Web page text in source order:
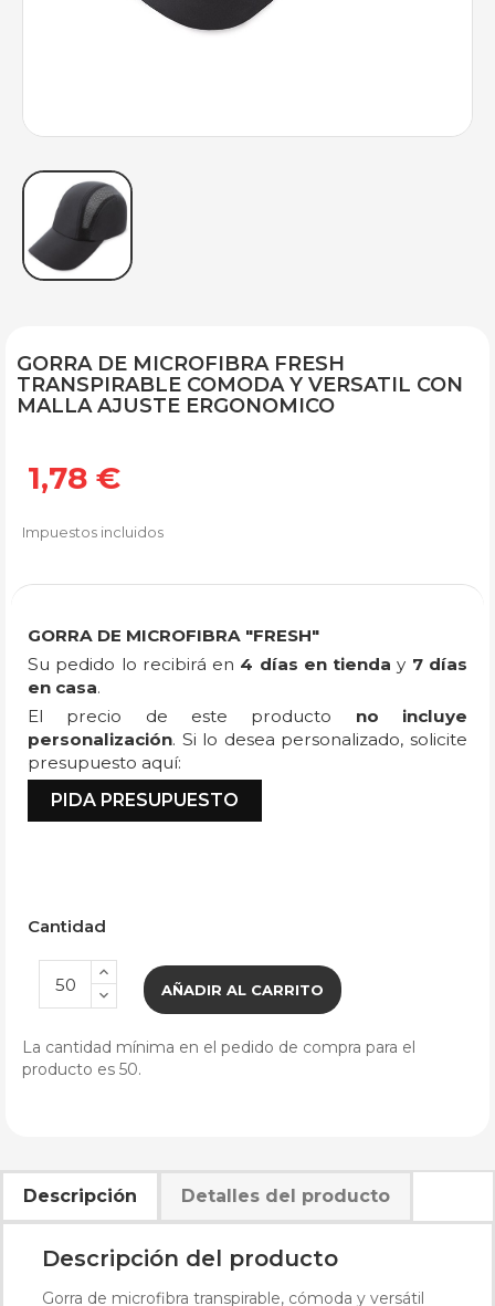
GORRA DE MICROFIBRA FRESH
TRANSPIRABLE COMODA Y VERSATIL CON
MALLA AJUSTE ERGONOMICO
1,78 €
Impuestos incluidos
GORRA DE MICROFIBRA "FRESH"
Su pedido lo recibirá en 4 días en tienda y 7 días
en casa.
El precio de este producto no incluye
personalización. Si lo desea personalizado, solicite
presupuesto aquí:
PIDA PRESUPUESTO
Cantidad
AÑADIR AL CARRITO
La cantidad mínima en el pedido de compra para el
producto es 50.
Descripción Detalles del producto
Descripción del producto
Gorra de microfibra transpirable, cómoda y versátil